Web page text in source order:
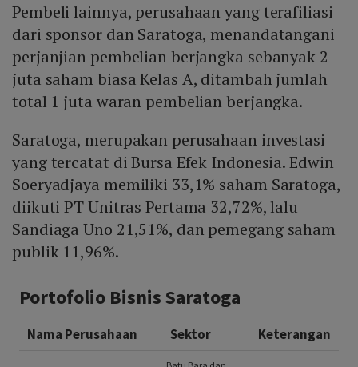
Pembeli lainnya, perusahaan yang terafiliasi
dari sponsor dan Saratoga, menandatangani
perjanjian pembelian berjangka sebanyak 2
juta saham biasa Kelas A, ditambah jumlah
total 1 juta waran pembelian berjangka.
Saratoga, merupakan perusahaan investasi
yang tercatat di Bursa Efek Indonesia. Edwin
Soeryadjaya memiliki 33,1% saham Saratoga,
diikuti PT Unitras Pertama 32,72%, lalu
Sandiaga Uno 21,51%, dan pemegang saham
publik 11,96%.